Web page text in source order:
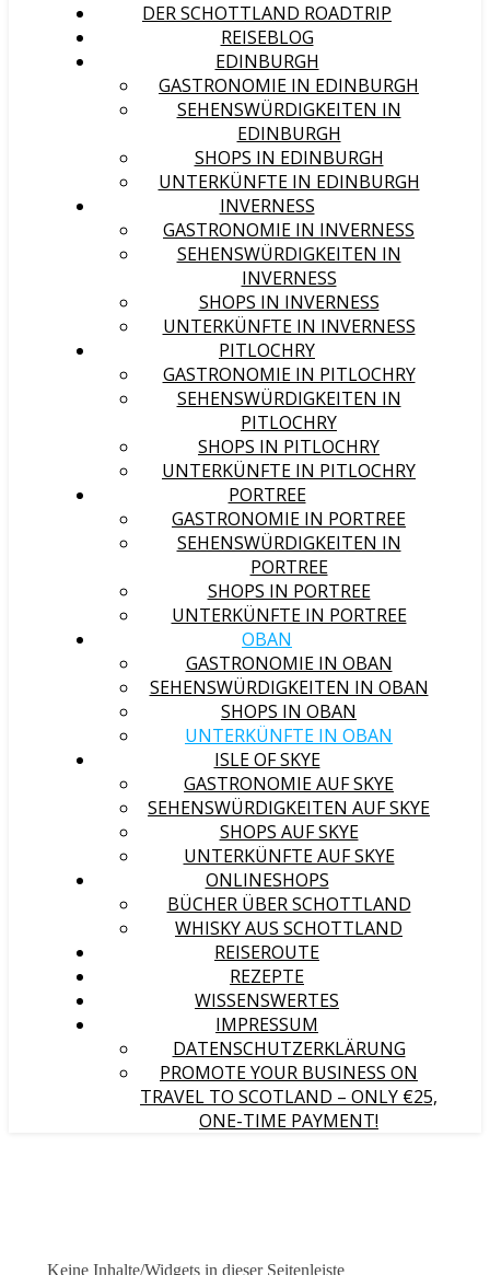
DER SCHOTTLAND ROADTRIP
REISEBLOG
EDINBURGH
GASTRONOMIE IN EDINBURGH
SEHENSWÜRDIGKEITEN IN
EDINBURGH
SHOPS IN EDINBURGH
UNTERKÜNFTE IN EDINBURGH
INVERNESS
GASTRONOMIE IN INVERNESS
SEHENSWÜRDIGKEITEN IN
INVERNESS
SHOPS IN INVERNESS
UNTERKÜNFTE IN INVERNESS
PITLOCHRY
GASTRONOMIE IN PITLOCHRY
SEHENSWÜRDIGKEITEN IN
PITLOCHRY
SHOPS IN PITLOCHRY
UNTERKÜNFTE IN PITLOCHRY
PORTREE
GASTRONOMIE IN PORTREE
SEHENSWÜRDIGKEITEN IN
PORTREE
SHOPS IN PORTREE
UNTERKÜNFTE IN PORTREE
OBAN
GASTRONOMIE IN OBAN
SEHENSWÜRDIGKEITEN IN OBAN
SHOPS IN OBAN
UNTERKÜNFTE IN OBAN
ISLE OF SKYE
GASTRONOMIE AUF SKYE
SEHENSWÜRDIGKEITEN AUF SKYE
SHOPS AUF SKYE
UNTERKÜNFTE AUF SKYE
ONLINESHOPS
BÜCHER ÜBER SCHOTTLAND
WHISKY AUS SCHOTTLAND
REISEROUTE
REZEPTE
WISSENSWERTES
IMPRESSUM
DATENSCHUTZERKLÄRUNG
PROMOTE YOUR BUSINESS ON
TRAVEL TO SCOTLAND – ONLY €25,
ONE-TIME PAYMENT!
Keine Inhalte/Widgets in dieser Seitenleiste